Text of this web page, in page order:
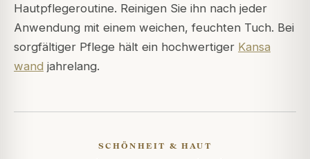
Hautpflegeroutine. Reinigen Sie ihn nach jeder
Anwendung mit einem weichen, feuchten Tuch. Bei
sorgfältiger Pflege hält ein hochwertiger Kansa
wand jahrelang.
SCHÖNHEIT & HAUT